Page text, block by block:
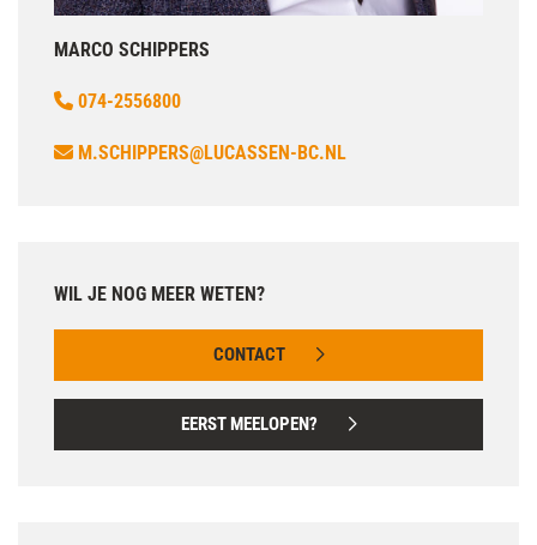
MARCO SCHIPPERS
074-2556800
M.SCHIPPERS@LUCASSEN-BC.NL
WIL JE NOG MEER WETEN?
CONTACT
EERST MEELOPEN?